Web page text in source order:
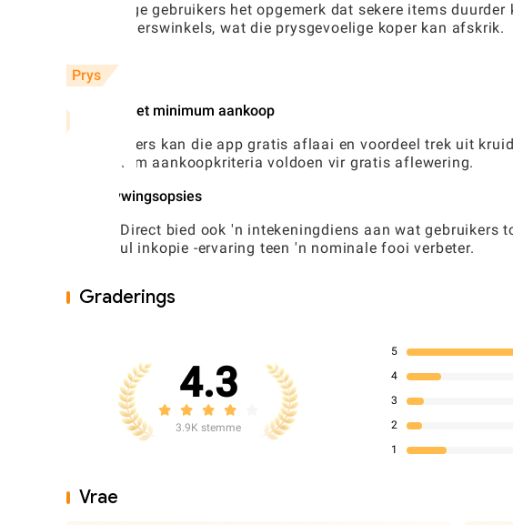
Sommige gebruikers het opgemerk dat sekere items
kruidenierswinkels, wat die prysgevoelige koper kan afskrik.
Prys
Gratis met minimum aankoop
Gebruikers kan die app gratis aflaai en voordeel trek uit
minimum aankoopkriteria voldoen vir gratis aflewering.
Inskrywingsopsies
FreshDirect bied ook 'n intekeningdiens aan wat gebruikers
wat hul inkopie -ervaring teen 'n nominale fooi verbeter.
Graderings
4.3
3.9K stemme
5
4
3
2
1
Vrae